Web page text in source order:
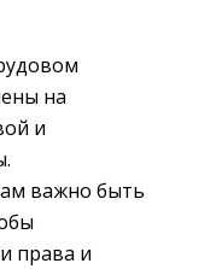
на
и
важно быть
права и